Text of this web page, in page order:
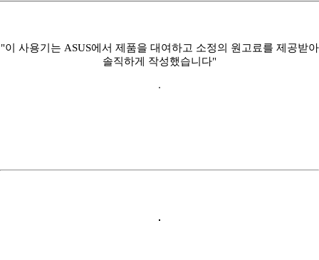
"이 사용기는 ASUS에서 제품을 대여하고 소정의 원고료를 제공받아
솔직하게 작성했습니다"